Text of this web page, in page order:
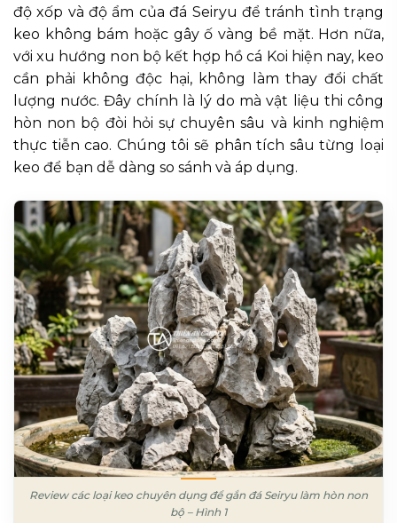
độ xốp và độ ẩm của đá Seiryu để tránh tình trạng
keo không bám hoặc gây ố vàng bề mặt. Hơn nữa,
với xu hướng non bộ kết hợp hồ cá Koi hiện nay, keo
cần phải không độc hại, không làm thay đổi chất
lượng nước. Đây chính là lý do mà vật liệu thi công
hòn non bộ đòi hỏi sự chuyên sâu và kinh nghiệm
thực tiễn cao. Chúng tôi sẽ phân tích sâu từng loại
keo để bạn dễ dàng so sánh và áp dụng.
Review các loại keo chuyên dụng để gắn đá Seiryu làm hòn non
bộ – Hình 1